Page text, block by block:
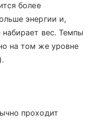
более
энергии и,
вес. Темпы
на том же уровне
проходит